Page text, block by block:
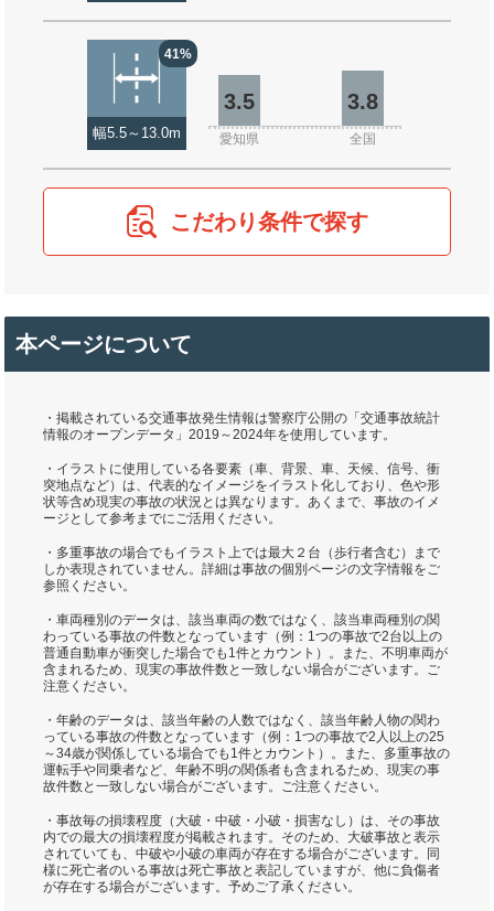
41%
幅5.5～13.0m
3.5 3.8
愛知県 全国
こだわり条件で探す
本ページについて
・掲載されている交通事故発生情報は警察庁公開の「交通事故統計
情報のオープンデータ」2019～2024年を使用しています。
・イラストに使用している各要素（車、背景、車、天候、信号、衝
突地点など）は、代表的なイメージをイラスト化しており、色や形
状等含め現実の事故の状況とは異なります。あくまで、事故のイメ
ージとして参考までにご活用ください。
・多重事故の場合でもイラスト上では最大２台（歩行者含む）まで
しか表現されていません。詳細は事故の個別ページの文字情報をご
参照ください。
・車両種別のデータは、該当車両の数ではなく、該当車両種別の関
わっている事故の件数となっています（例：1つの事故で2台以上の
普通自動車が衝突した場合でも1件とカウント）。また、不明車両が
含まれるため、現実の事故件数と一致しない場合がございます。ご
注意ください。
・年齢のデータは、該当年齢の人数ではなく、該当年齢人物の関わ
っている事故の件数となっています（例：1つの事故で2人以上の25
～34歳が関係している場合でも1件とカウント）。また、多重事故の
運転手や同乗者など、年齢不明の関係者も含まれるため、現実の事
故件数と一致しない場合がございます。ご注意ください。
・事故毎の損壊程度（大破・中破・小破・損害なし）は、その事故
内での最大の損壊程度が掲載されます。そのため、大破事故と表示
されていても、中破や小破の車両が存在する場合がございます。同
様に死亡者のいる事故は死亡事故と表記していますが、他に負傷者
が存在する場合がございます。予めご了承ください。